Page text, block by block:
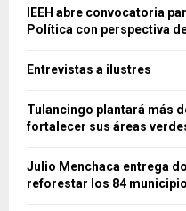
IEEH abre convocatoria
Política con perspectiva
Entrevistas a ilustres
Tulancingo plantará más
fortalecer sus áreas
Julio Menchaca entrega
reforestar los 84